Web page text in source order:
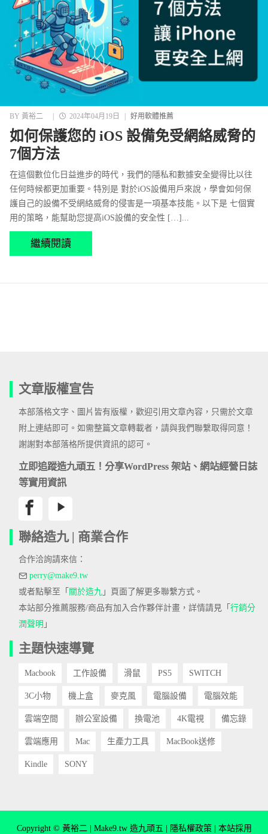
BY 黃裕二 2024年04月19日 好用軟體推薦
如何保護您的 iOS 設備免受網絡威脅的
7個方法
在這個數位化日益進步的時代，我們的隱私和數據安全變得比以往
任何時候都更加重要。特別是 對於iOS設備用戶來說，學會如何保
護自己的設備不受網絡威脅的侵害是一項基本技能。以下是 七個實
用的策略，能幫助您提高iOS設備的安全性 […]...
繼續閱讀
文章版權宣告
本部落格文字、圖片皆有版權，歡迎引用文章內容，只需於文章
附上連結即可。如需整篇文章轉載者，請與我們聯繫取得同意！
謝謝對本部落格所提供資訊的認可。
立即追蹤造九頑五！分享WordPress 架站、網站經營日誌
等實用資訊
聯絡造九 | 商業合作
合作洽詢請來信：
perry@make9.tw
或者點擊至「 關於造九 」頁面了解更多聯繫方式。
本站部分推薦服務/商品有加入合作夥伴計畫，詳情請見「 行銷分
潤聲明 」
主題快速導覽
Macbook 工作設備 滑鼠 PS5 SWITCH
3C小物 機上盒 麥克風 電腦設備 電腦效能
雲端空間 辦公室設備 換電池 4K電視 備忘錄
雲端應用 Mac 生產力工具 MacBook送修
Kindle SONY
Copyright © 黃裕二 | Make9.tw 造九頑五 | 隱私權政策| 本站採用